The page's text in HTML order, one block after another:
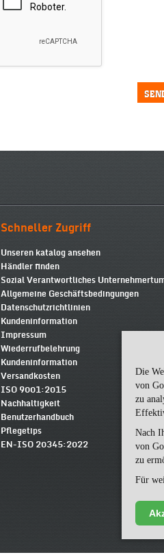
Die
von
zu
Nach
von
zu
Für
Schneller Zugriff
Unseren katalog ansehen
Händler finden
Sozial Verantwortliches
Allgemeine Geschäftsbedingungen
Datenschutzrichtlinien
Kundeninformation
Impressum
Wiederrufbelehrung
Kundeninformation
Versandkosten
ISO 9001:2015
Nachhaltigkeit
Benutzerhandbuch
Pflegetips
EN-ISO 20345:2022